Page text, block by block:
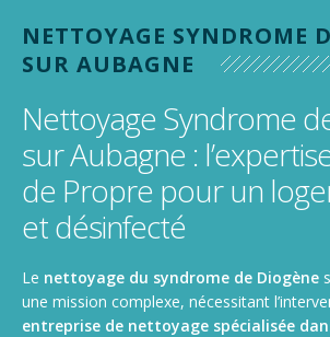
Nettoyage de camions, poids lourds et
NETTOYAGE SYNDROME
SUR AUBAGNE
Nettoyage Syndrome
sur Aubagne :
de Propre pour un
et désinfecté
Le nettoyage du syndrome de Diogène
une mission complexe, nécessitant
entreprise de nettoyage spécialisée